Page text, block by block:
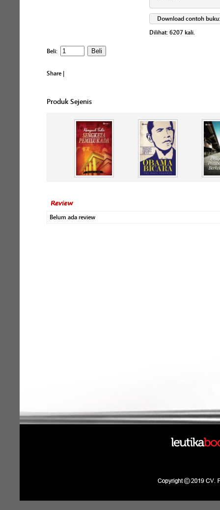
Download contoh
Dilihat: 6207 kali.
Beli:
Share |
Produk Sejenis
Review
Belum ada review